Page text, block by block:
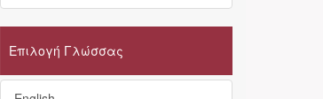
Επιλογή Γλώσσας